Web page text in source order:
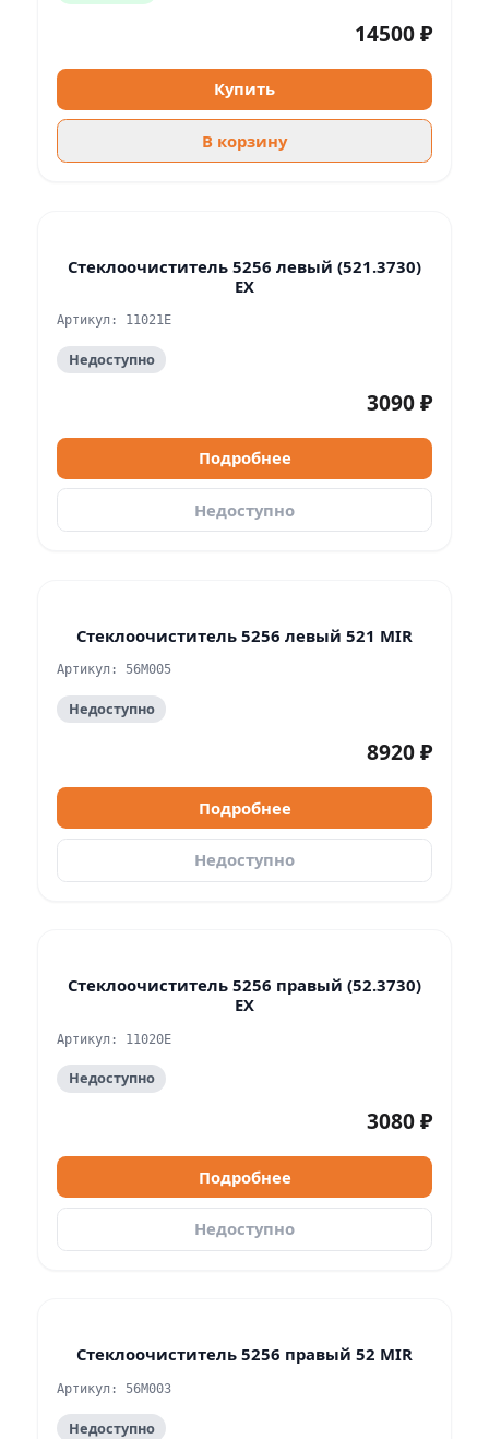
14500 ₽
Купить
В корзину
Стеклоочиститель 5256 левый (521.3730)
EX
Артикул: 11021Е
Недоступно
3090 ₽
Подробнее
Недоступно
Стеклоочиститель 5256 левый 521 MIR
Артикул: 56M005
Недоступно
8920 ₽
Подробнее
Недоступно
Стеклоочиститель 5256 правый (52.3730)
EX
Артикул: 11020Е
Недоступно
3080 ₽
Подробнее
Недоступно
Стеклоочиститель 5256 правый 52 MIR
Артикул: 56M003
Недоступно